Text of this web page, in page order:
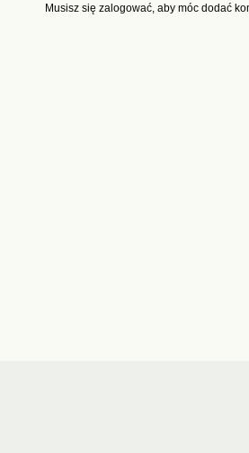
Musisz się zalogować, aby móc dodać